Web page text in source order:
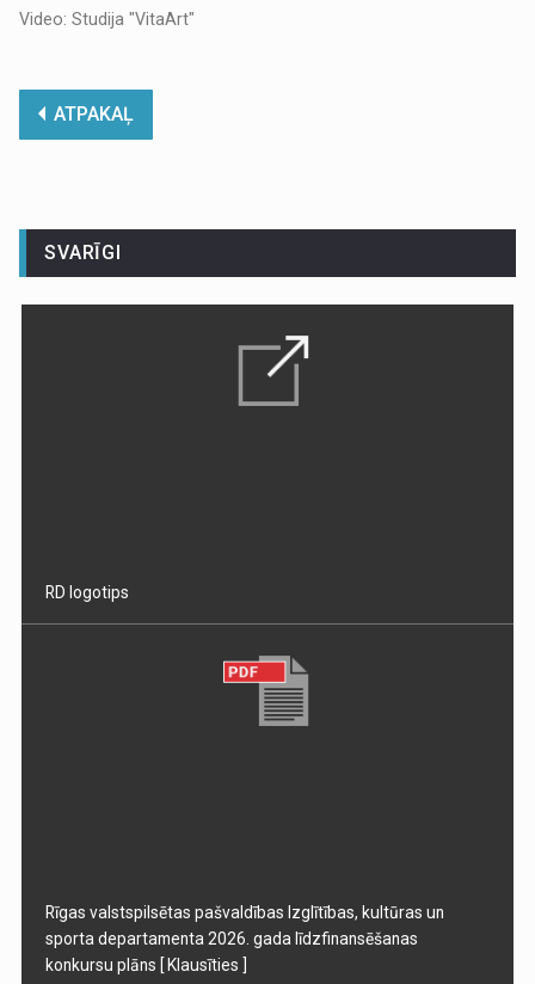
Video: Studija "VitaArt"
ATPAKAĻ
SVARĪGI
RD logotips
Rīgas valstspilsētas pašvaldības Izglītības, kultūras un
sporta departamenta 2026. gada līdzfinansēšanas
konkursu plāns [ Klausīties ]